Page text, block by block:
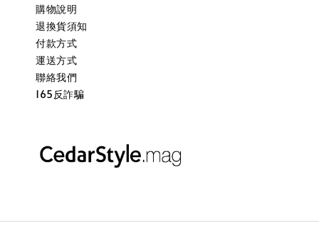
購物說明
退換貨須知
付款方式
運送方式
聯絡我們
165反詐騙